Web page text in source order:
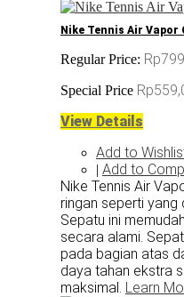
Nike Tennis Air Vapor
Regular Price:
Special Price
View Details
Add to
| Add to
Nike Tennis Air
ringan seperti yang
Sepatu ini
secara alami.
pada bagian atas
daya tahan ekstra
maksimal. Learn